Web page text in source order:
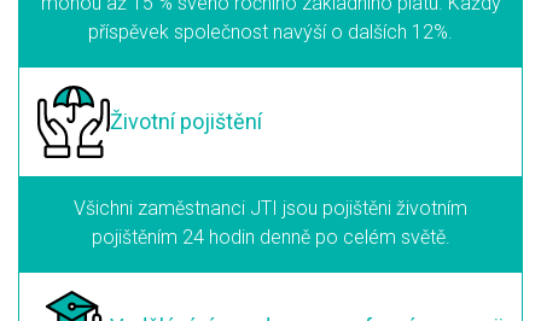
příspěvek společnost navýší o dalších 12%.
Životní pojištění
Všichni zaměstnanci JTI jsou pojištěni životním
pojištěním 24 hodin denně po celém světě.